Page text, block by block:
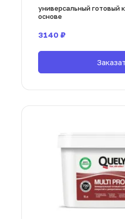
универсальный готовый
основе
3140 ₽